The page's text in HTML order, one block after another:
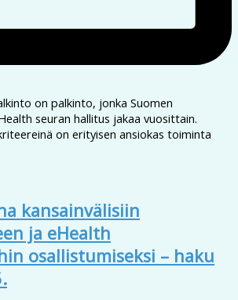
on palkinto, jonka Suomen
seuran hallitus jakaa vuosittain.
on erityisen ansiokas toiminta
kansainvälisiin
ja eHealth
osallistumiseksi – haku